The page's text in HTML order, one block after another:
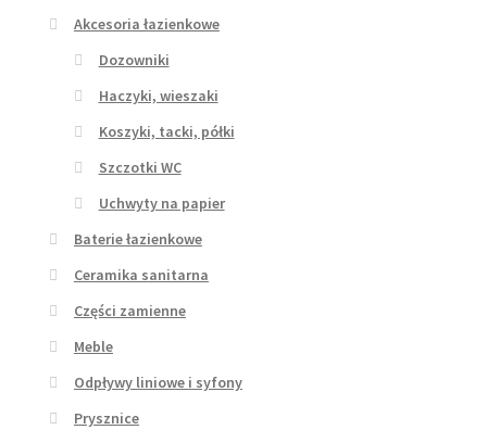
Akcesoria łazienkowe
Dozowniki
Haczyki, wieszaki
Koszyki, tacki, półki
Szczotki WC
Uchwyty na papier
Baterie łazienkowe
Ceramika sanitarna
Części zamienne
Meble
Odpływy liniowe i syfony
Prysznice